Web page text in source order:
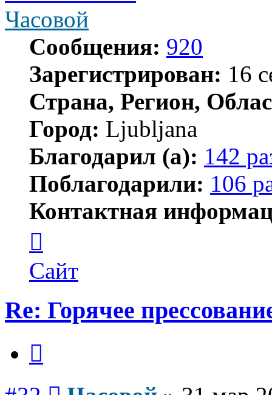
Часовой
Сообщения: 920
Зарегистрирован: 16
Страна, Регион,
Город: Ljubljana
Благодарил (а): 142
Поблагодарили: 106
Контактная
пользователя
Часовой
Сайт
Re: Горячее